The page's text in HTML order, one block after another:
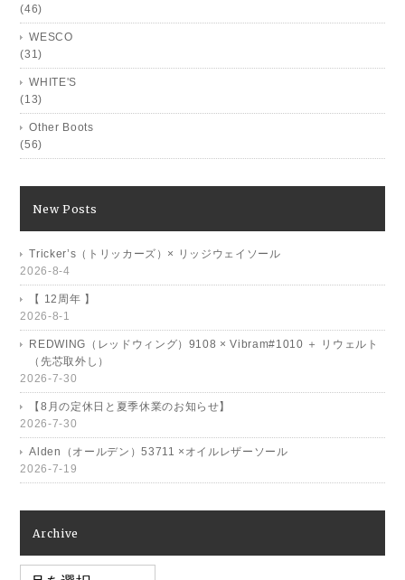
(46)
WESCO
(31)
WHITE'S
(13)
Other Boots
(56)
New Posts
Tricker’s（トリッカーズ）× リッジウェイソール
2026-8-4
【 12周年 】
2026-8-1
REDWING（レッドウィング）9108 × Vibram#1010 ＋ リウェルト
（先芯取外し）
2026-7-30
【8月の定休日と夏季休業のお知らせ】
2026-7-30
Alden（オールデン）53711 ×オイルレザーソール
2026-7-19
Archive
Archive